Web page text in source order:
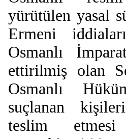
yürütülen yasal
Ermeni
Osmanlı
ettirilmiş olan
Osmanlı
suçlanan
teslim